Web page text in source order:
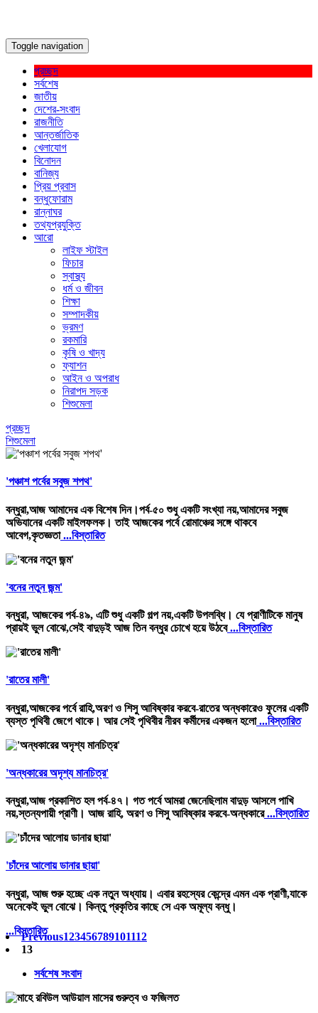
Toggle navigation
প্রচ্ছদ
সর্বশেষ
জাতীয়
দেশের-সংবাদ
রাজনীতি
আন্তর্জাতিক
খেলাযোগ
বিনোদন
বানিজ্য
প্রিয় প্রবাস
বন্ধুফোরাম
রান্নাঘর
তথ্যপ্রযুক্তি
আরো
লাইফ স্টাইল
ফিচার
স্বাস্থ্য
ধর্ম ও জীবন
শিক্ষা
সম্পাদকীয়
ভ্রমণ
রকমারি
কৃষি ও খাদ্য
ফ্যাশন
আইন ও অপরাধ
নিরাপদ সড়ক
শিশুমেলা
প্রচ্ছদ
শিশুমেলা
'পঞ্চাশ পর্বের সবুজ শপথ'
বন্ধুরা,আজ আমাদের এক বিশেষ দিন।পর্ব-৫০ শুধু একটি সংখ্যা নয়,আমাদের সবুজ
অভিযানের একটি মাইলফলক। তাই আজকের পর্বে রোমাঞ্চের সঙ্গে থাকবে
আবেগ,কৃতজ্ঞতা...বিস্তারিত
'বনের নতুন জন্ম'
বন্ধুরা, আজকের পর্ব-৪৯, এটি শুধু একটি গল্প নয়,একটি উপলব্ধি। যে প্রাণীটিকে মানুষ
প্রায়ই ভুল বোঝে,সেই বাদুড়ই আজ তিন বন্ধুর চোখে হয়ে উঠবে...বিস্তারিত
'রাতের মালী'
বন্ধুরা,আজকের পর্বে রাহি,অরণ ও শিসু আবিষ্কার করবে-রাতের অন্ধকারেও ফুলের একটি
ব্যস্ত পৃথিবী জেগে থাকে। আর সেই পৃথিবীর নীরব কর্মীদের একজন হলো...বিস্তারিত
'অন্ধকারের অদৃশ্য মানচিত্র'
বন্ধুরা,আজ প্রকাশিত হল পর্ব-৪৭। গত পর্বে আমরা জেনেছিলাম বাদুড় আসলে পাখি
নয়,স্তন্যপায়ী প্রাণী। আজ রাহি, অরণ ও শিসু আবিষ্কার করবে-অন্ধকারে...বিস্তারিত
'চাঁদের আলোয় ডানার ছায়া'
বন্ধুরা, আজ শুরু হচ্ছে এক নতুন অধ্যায়। এবার রহস্যের কেন্দ্রে এমন এক প্রাণী,যাকে
অনেকেই ভুল বোঝে। কিন্তু প্রকৃতির কাছে সে এক অমূল্য বন্ধু।
...বিস্তারিত
Previous123456789101112
13
সর্বশেষ সংবাদ